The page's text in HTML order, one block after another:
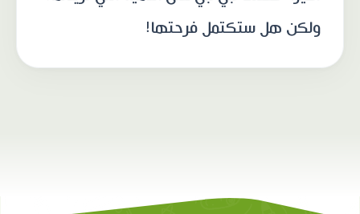
ولكن هل ستكتمل فرحتها!